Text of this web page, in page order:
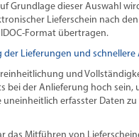
Grundlage dieser Auswahl
Lieferschein nach
Format übertragen.
Lieferungen und
und
bei der Anlieferung hoch sein,
erfasster Daten